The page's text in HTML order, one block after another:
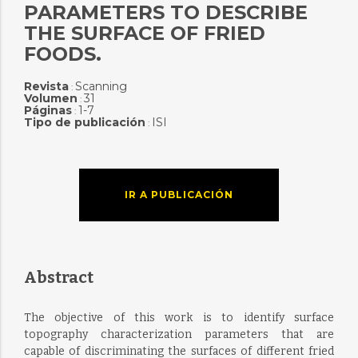
PARAMETERS TO DESCRIBE
THE SURFACE OF FRIED
FOODS.
Revista: Scanning
Volumen : 31
Páginas: 1-7
Tipo de publicación : ISI
IR A PUBLICACIÓN
Abstract
The objective of this work is to identify surface
topography characterization parameters that are
capable of discriminating the surfaces of different fried